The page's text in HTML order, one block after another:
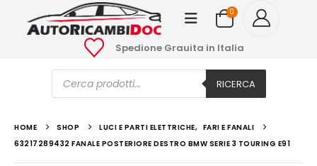
0
Spedione Grauita in Italia
Ricerca
prodotti RICERCA
HOME SHOP LUCI E PARTI ELETTRICHE, FARI E FANALI
63217289432 FANALE POSTERIORE DESTRO BMW SERIE 3 TOURING E91